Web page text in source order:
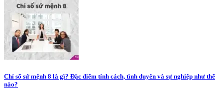
Chỉ số sứ mệnh 8 là gì? Đặc điểm tính cách, tình duyên và sự nghiệp như thế
nào?